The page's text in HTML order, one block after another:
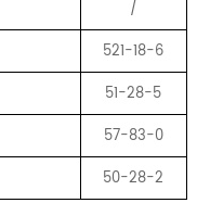
/
521-18-6
51-28-5
57-83-0
50-28-2